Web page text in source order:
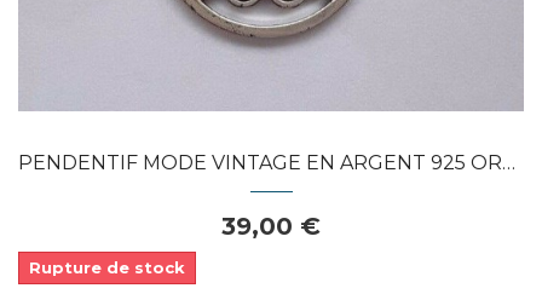
PENDENTIF MODE VINTAGE EN ARGENT 925 ORNE...
39,00 €
Rupture de stock